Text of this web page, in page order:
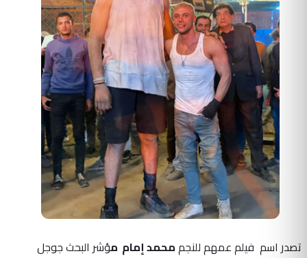
تصدر اسم فيلم عمهم للنجممحمد إمام مؤشر البحث جوجل